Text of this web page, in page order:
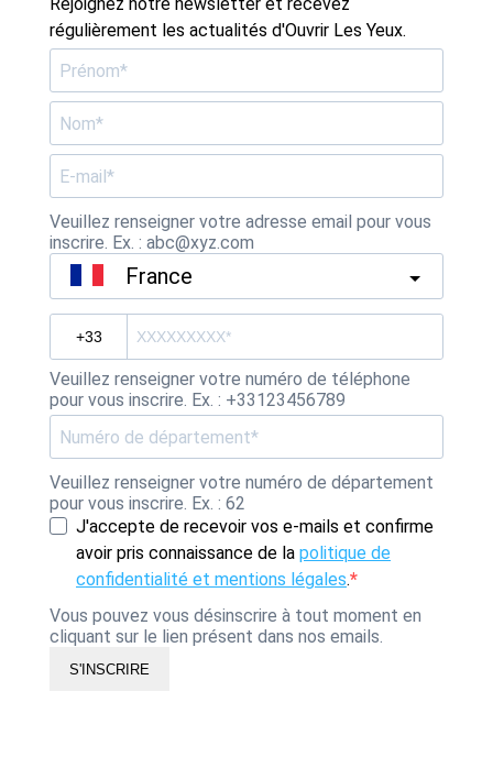
Rejoignez notre newsletter et recevez
régulièrement les actualités d'Ouvrir Les Yeux.
Veuillez renseigner votre adresse email pour vous
inscrire. Ex. : abc@xyz.com
France
Veuillez renseigner votre numéro de téléphone
pour vous inscrire. Ex. : +33123456789
Veuillez renseigner votre numéro de département
pour vous inscrire. Ex. : 62
J'accepte de recevoir vos e-mails et confirme
avoir pris connaissance de la politique de
confidentialité et mentions légales.
Vous pouvez vous désinscrire à tout moment en
cliquant sur le lien présent dans nos emails.
S'INSCRIRE